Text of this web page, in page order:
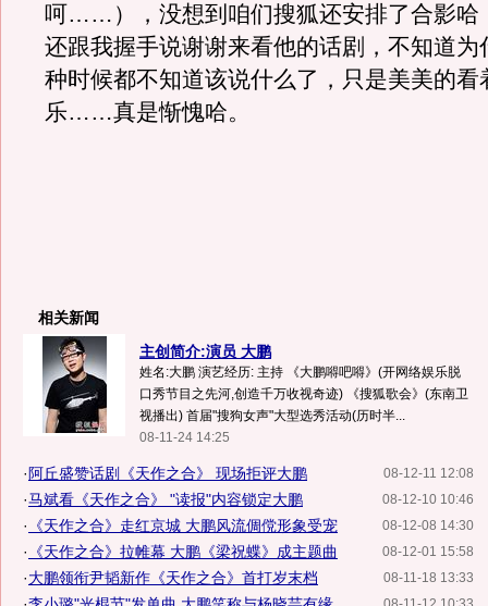
呵……），没想到咱们搜狐还安排了合影哈
还跟我握手说谢谢来看他的话剧，不知道为
种时候都不知道该说什么了，只是美美的看
乐……真是惭愧哈。
相关新闻
主创简介:演员 大鹏
姓名:大鹏 演艺经历: 主持 《大鹏嘚吧嘚》(开网络娱乐脱
口秀节目之先河,创造千万收视奇迹) 《搜狐歌会》(东南卫
视播出) 首届"搜狗女声"大型选秀活动(历时半...
08-11-24 14:25
08-12-11 12:08
· 阿丘盛赞话剧《天作之合》 现场拒评大鹏
08-12-10 10:46
·马斌看《天作之合》 "读报"内容锁定大鹏
08-12-08 14:30
· 《天作之合》走红京城 大鹏风流倜傥形象受宠
08-12-01 15:58
· 《天作之合》拉帷幕 大鹏《梁祝蝶》成主题曲
08-11-18 13:33
·大鹏领衔尹韬新作《天作之合》首打岁末档